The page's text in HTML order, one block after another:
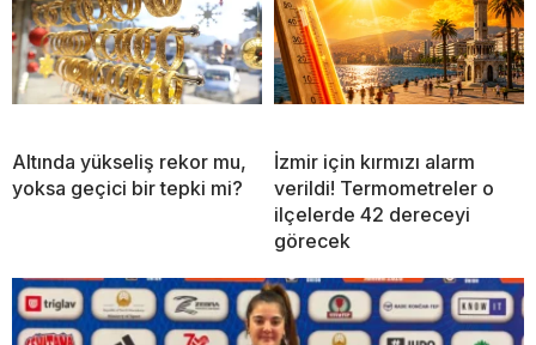
Altında yükseliş rekor mu,
yoksa geçici bir tepki mi?
İzmir için kırmızı alarm
verildi! Termometreler o
ilçelerde 42 dereceyi
görecek